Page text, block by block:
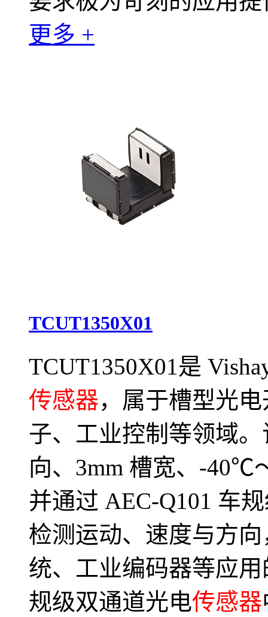
更多 +
TCUT1350X01
TCUT1350X01是
传感器，属于槽型光
子、工业控制等领域
向、3mm 槽宽、-40℃
并通过 AEC-Q101 车
检测运动、速度与方
统、工业编码器等应
规级双通道光电传感器